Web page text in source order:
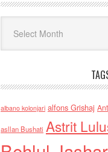
albano kolonjari alfons Grishaj
asllan Bushati Astrit